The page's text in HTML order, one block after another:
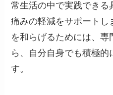
常生活の中で実践できる
痛みの軽減をサポートし
を和らげるためには、
ら、自分自身でも積極
す。